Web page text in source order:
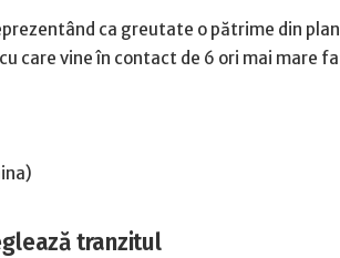
ca greutate o pătrime din
care vine în contact de 6 ori mai mare
tranzitul